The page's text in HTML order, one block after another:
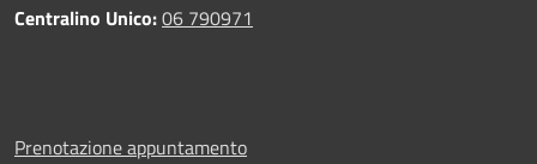
Centralino Unico:06 790971
Prenotazione appuntamento